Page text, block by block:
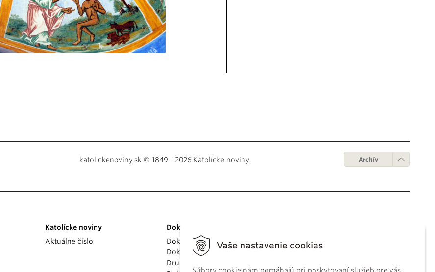
Vaše nastavenie cookies
Súbory cookie nám pomáhajú pri poskytovaní služieb pre vás.
katolickenoviny.sk © 1849 - 2026 Katolícke noviny Archív
Katolícke noviny
Aktuálne číslo
Dokumenty
Dokumenty pápežov
Dokumenty vatikánskych úradov
Druhý vatikánsky koncil
Digitálne vydanie